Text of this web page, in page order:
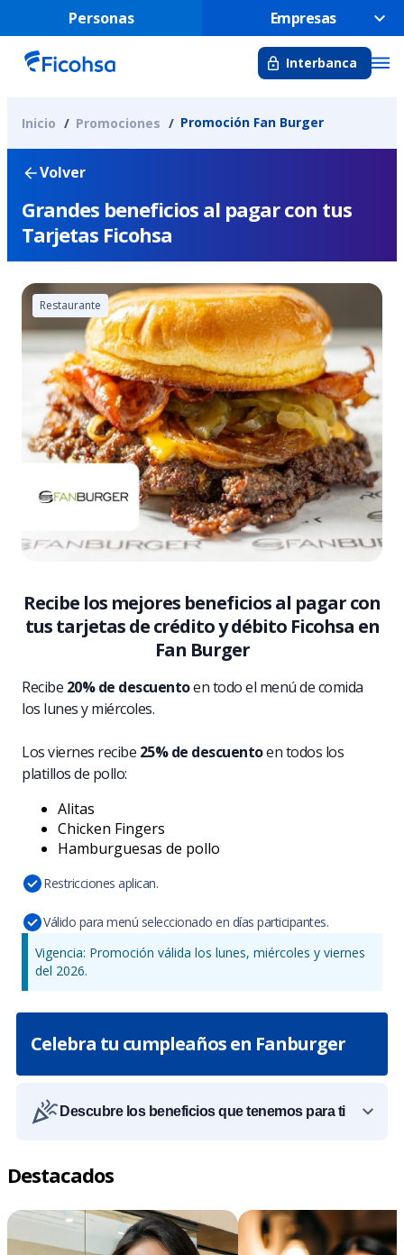
Personas Empresas
Interbanca
Inicio Promociones Promoción Fan Burger
Volver
Grandes beneficios al pagar con tus
Tarjetas Ficohsa
Restaurante
Recibe los mejores beneficios al pagar con
tus tarjetas de crédito y débito Ficohsa en
Fan Burger
Recibe 20% de descuentoen todo el menú de comida
los lunes y miércoles.
Los viernes recibe 25% de descuentoen todos los
platillos de pollo:
Alitas
Chicken Fingers
Hamburguesas de pollo
Restricciones aplican.
Válido para menú seleccionado en días participantes.
Vigencia: Promoción válida los lunes, miércoles y viernes
del 2026.
Celebra tu cumpleaños en Fanburger
Descubre los beneficios que tenemos para ti
Destacados